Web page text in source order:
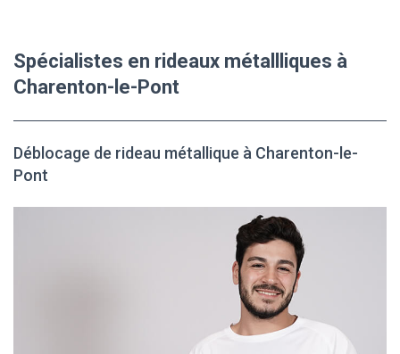
Spécialistes en rideaux métallliques à
Charenton-le-Pont
Déblocage de rideau métallique à Charenton-le-
Pont